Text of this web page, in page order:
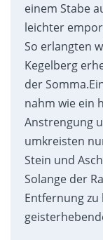
einem Stabe
leichter
So erlangten
Kegelberg
der
nahm wie ein
Anstrengung
umkreisten
Stein und
Solange der
Entfernung zu